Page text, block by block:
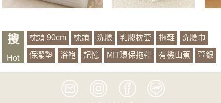
搜
Hot
枕頭 90cm 枕頭 洗臉 乳膠枕套 拖鞋 洗臉巾
保潔墊 浴袍 記憶 MIT環保拖鞋 有機山蕉 萱銀